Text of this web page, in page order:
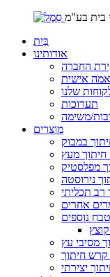
בית בע"מ
בַּיִת
אודותינו
החברה
אישית
שלנו
תערוכות
משימה
מוצרים
במבוק
מעץ
מפלסטיק
נירוסטה
רב תכליתי
אחרים
נוספים
מסיבי עץ
יצירתי